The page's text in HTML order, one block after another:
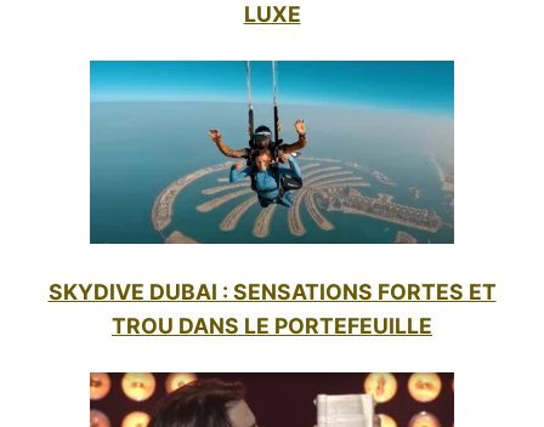
LUXE
SKYDIVE DUBAI : SENSATIONS FORTES ET
TROU DANS LE PORTEFEUILLE